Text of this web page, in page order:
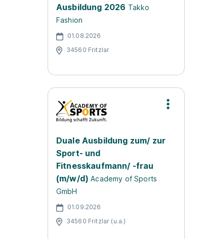
Ausbildung 2026 Takko
Fashion
01.08.2026
34560 Fritzlar
Duale Ausbildung zum/ zur
Sport- und
Fitnesskaufmann/ -frau
(m/w/d) Academy of Sports
GmbH
01.09.2026
34560 Fritzlar (u.a.)